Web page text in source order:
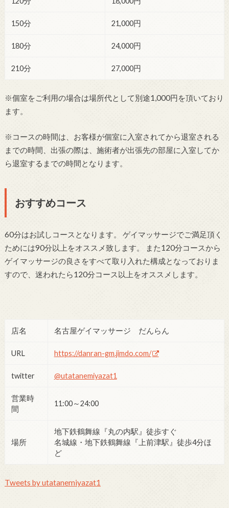
150分 21,000円
180分 24,000円
210分 27,000円
※個室をご利用の場合は場所代として別途1,000円を頂いており
ます。
※コースの時間は、お客様が個室に入室されてから退室される
までの時間、出張の際は、施術者が出張先の部屋に入室してか
ら退室するまでの時間となります。
おすすめコース
60分はお試しコースとなります。 ゲイマッサージでご満足頂く
ためには90分以上をオススメ致します。 また120分コースから
ゲイマッサージの良さをすべて取り入れた構成となっておりま
すので、迷われたら120分コース以上をオススメします。
店名 名古屋ゲイマッサージ だんらん
URL https://danran-gm.jimdo.com/
twitter @utatanemiyazat1
営業時
間
11:00～24:00
場所
地下鉄鶴舞線『丸の内駅』徒歩すぐ
名城線・地下鉄鶴舞線『上前津駅』徒歩4分ほ
ど
Tweets by utatanemiyazat1